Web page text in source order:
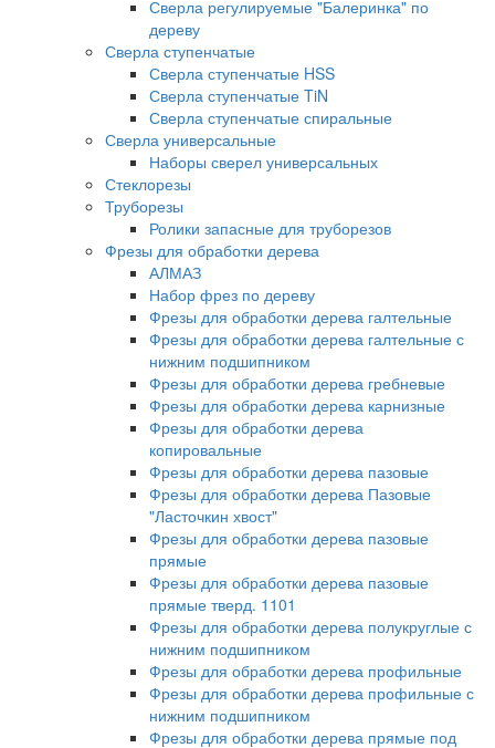
Сверла регулируемые "Балеринка" по
дереву
Сверла ступенчатые
Сверла ступенчатые HSS
Сверла ступенчатые TiN
Сверла ступенчатые спиральные
Сверла универсальные
Наборы сверел универсальных
Стеклорезы
Труборезы
Ролики запасные для труборезов
Фрезы для обработки дерева
АЛМАЗ
Набор фрез по дереву
Фрезы для обработки дерева галтельные
Фрезы для обработки дерева галтельные с
нижним подшипником
Фрезы для обработки дерева гребневые
Фрезы для обработки дерева карнизные
Фрезы для обработки дерева
копировальные
Фрезы для обработки дерева пазовые
Фрезы для обработки дерева Пазовые
"Ласточкин хвост"
Фрезы для обработки дерева пазовые
прямые
Фрезы для обработки дерева пазовые
прямые тверд. 1101
Фрезы для обработки дерева полукруглые с
нижним подшипником
Фрезы для обработки дерева профильные
Фрезы для обработки дерева профильные с
нижним подшипником
Фрезы для обработки дерева прямые под